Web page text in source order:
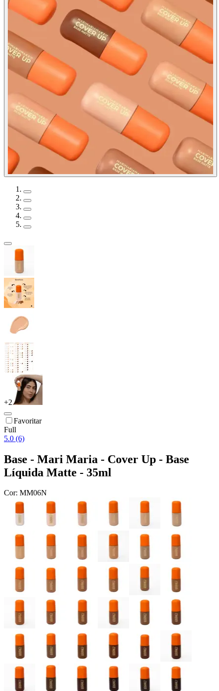
+2
Favoritar
Full
5.0 (6)
Base - Mari Maria - Cover Up - Base
Líquida Matte - 35ml
Cor: MM06N